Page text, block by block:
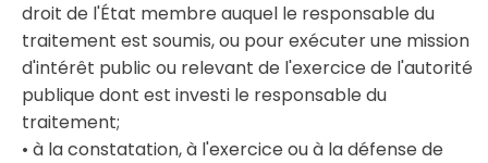
droit de l'État membre auquel le responsable du
traitement est soumis, ou pour exécuter une mission
d'intérêt public ou relevant de l'exercice de l'autorité
publique dont est investi le responsable du
traitement;
• à la constatation, à l'exercice ou à la défense de